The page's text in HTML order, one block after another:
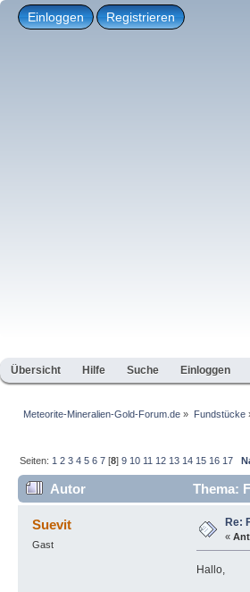
Einloggen Registrieren
Übersicht Hilfe Suche Einloggen
Meteorite-Mineralien-Gold-Forum.de » Fundstücke
Seiten: 1 2 3 4 5 6 7 [8]9 10 11 12 13 14 15 16 17
Autor Thema:
Suevit
Gast
Re:
«
Hallo,